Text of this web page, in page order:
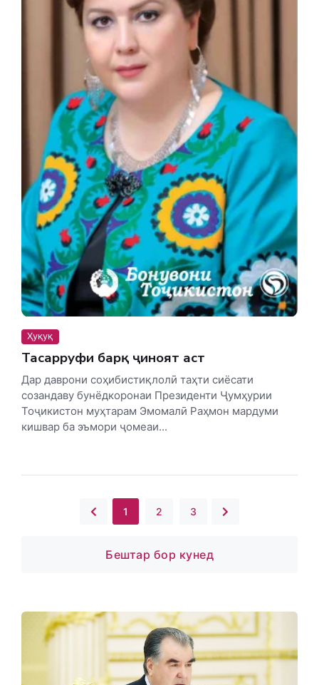
Ҳуқуқ
Тасарруфи барқ ҷиноят аст
Дар даврони соҳибистиқлолӣ таҳти сиёсати
созандаву бунёдкоронаи Президенти Ҷумҳурии
Тоҷикистон муҳтарам Эмомалӣ Раҳмон мардуми
кишвар ба эъмори ҷомеаи...
1 2 3
Бештар бор кунед